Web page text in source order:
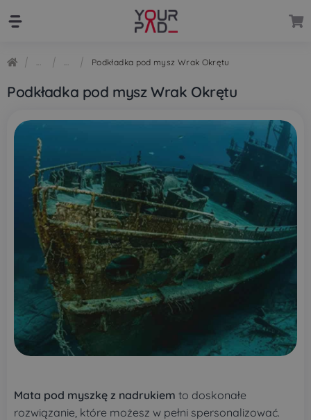
Przejdź
nawigacji
Przejdź
treści
Podkładka pod mysz Wrak Okrętu
Podkładka pod mysz Wrak Okrętu
Mata pod myszkę z nadrukiem to doskonałe
rozwiązanie, które możesz w pełni spersonalizować.